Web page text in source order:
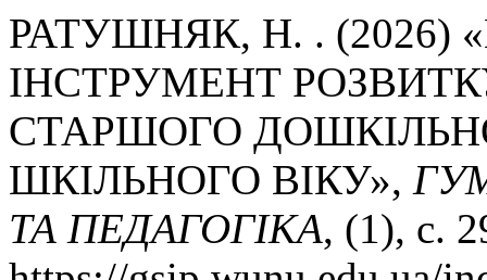
РАТУШНЯК, Н. . (2026)
ІНСТРУМЕНТ
СТАРШОГО
ШКІЛЬНОГО ВІКУ»,
ТА ПЕДАГОГІКА, (1), с.